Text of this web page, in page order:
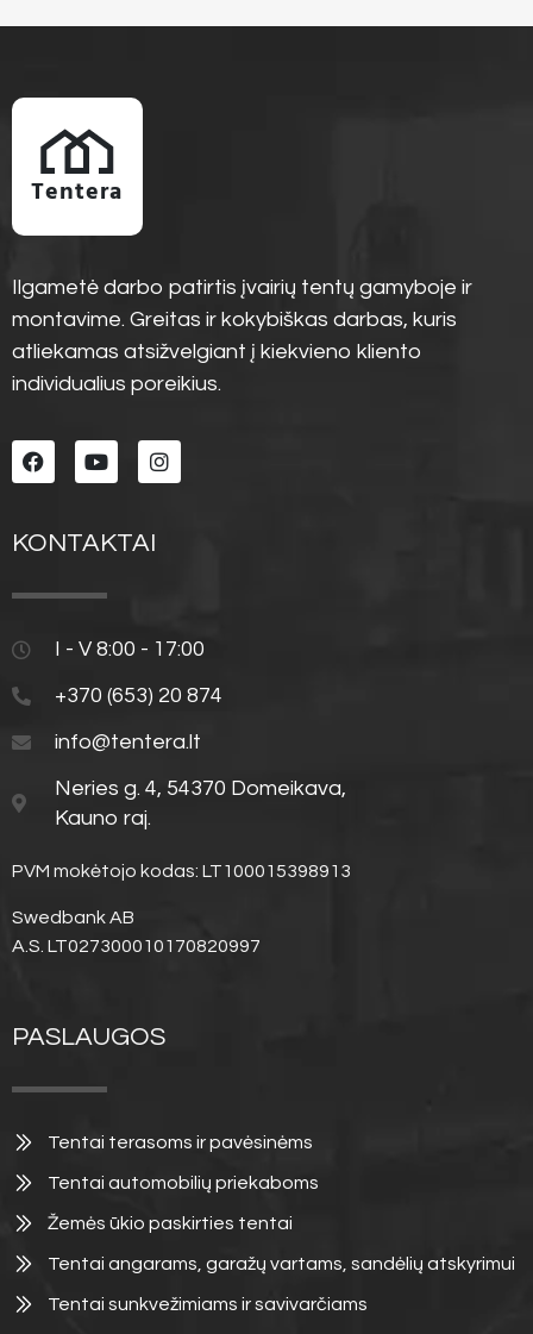
Tentera
Ilgametė darbo patirtis įvairių tentų gamyboje ir
montavime. Greitas ir kokybiškas darbas, kuris
atliekamas atsižvelgiant į kiekvieno kliento
individualius poreikius.
KONTAKTAI
I - V 8:00 - 17:00
+370 (653) 20 874
info@tentera.lt
Neries g. 4, 54370 Domeikava,
Kauno raj.
PVM mokėtojo kodas: LT100015398913
Swedbank AB
A.S. LT027300010170820997
PASLAUGOS
Tentai terasoms ir pavėsinėms
Tentai automobilių priekaboms
Žemės ūkio paskirties tentai
Tentai angarams, garažų vartams, sandėlių atskyrimui
Tentai sunkvežimiams ir savivarčiams